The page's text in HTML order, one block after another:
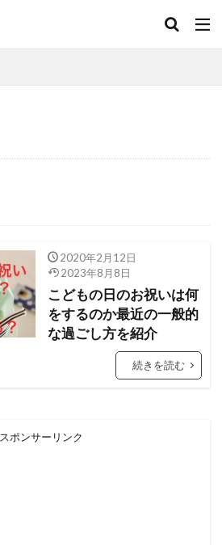
2020年2月12日
2023年8月8日
こどもの日のお祝いは何
をするのか最近の一般的
な過ごし方を紹介
続きを読む
スポンサーリンク